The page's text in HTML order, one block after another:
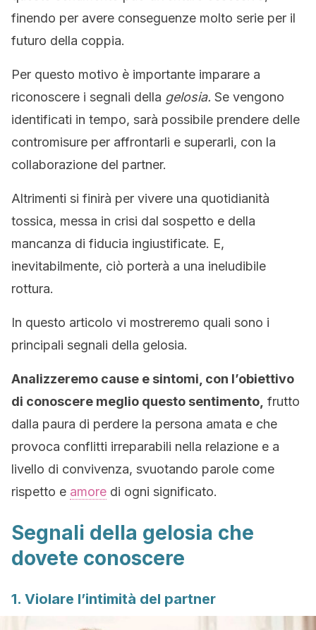
finendo per avere conseguenze molto serie per il
futuro della coppia.
Per questo motivo è importante imparare a
riconoscere i segnali della gelosia. Se vengono
identificati in tempo, sarà possibile prendere delle
contromisure per affrontarli e superarli, con la
collaborazione del partner.
Altrimenti si finirà per vivere una quotidianità
tossica, messa in crisi dal sospetto e della
mancanza di fiducia ingiustificate. E,
inevitabilmente, ciò porterà a una ineludibile
rottura.
In questo articolo vi mostreremo quali sono i
principali segnali della gelosia.
Analizzeremo cause e sintomi, con l’obiettivo
di conoscere meglio questo sentimento, frutto
dalla paura di perdere la persona amata e che
provoca conflitti irreparabili nella relazione e a
livello di convivenza, svuotando parole come
rispetto e amore di ogni significato.
Segnali della gelosia che
dovete conoscere
1. Violare l’intimità del partner